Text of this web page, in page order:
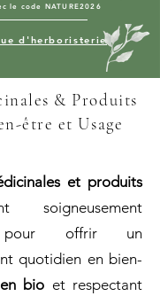
le code NATURE2026
d'herboristerie
& Produits
être et Usage
et produits
pour offrir un
quotidien en bien-
bio et respectant